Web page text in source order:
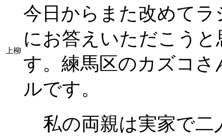
上柳
今日からまた改めて
にお答えいただこう
す。練馬区のカズコさ
ルです。
私の両親は実家で